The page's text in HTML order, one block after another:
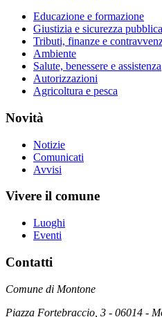
Educazione e formazione
Giustizia e sicurezza pubblica
Tributi, finanze e
Ambiente
Salute, benessere e assistenza
Autorizzazioni
Agricoltura e pesca
Novità
Notizie
Comunicati
Avvisi
Vivere il comune
Luoghi
Eventi
Contatti
Comune di Montone
Piazza Fortebraccio, 3 - 06014 -